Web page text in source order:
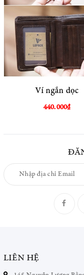
Ví ngắn dọc
440.000₫
LIÊN HỆ